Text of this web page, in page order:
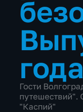
Гости
путешествий".
"Каспий"